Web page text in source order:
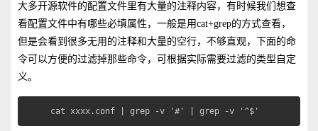
大多开源软件的配置文件里有大量的注释内容，有时候我们想查
看配置文件中有哪些必填属性，一般是用cat+grep的方式查看，
但是会看到很多无用的注释和大量的空行，不够直观，下面的命
令可以方便的过滤掉那些命令，可根据实际需要过滤的类型自定
义。
cat xxxx.conf | grep -v '#' | grep -v '^$'